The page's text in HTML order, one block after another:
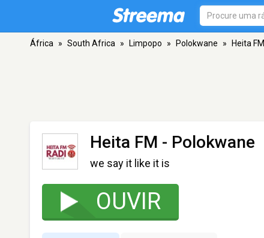
África » South Africa » Limpopo » Polokwane » Heita FM
Heita FM - Polokwane
we say it like it is
OUVIR